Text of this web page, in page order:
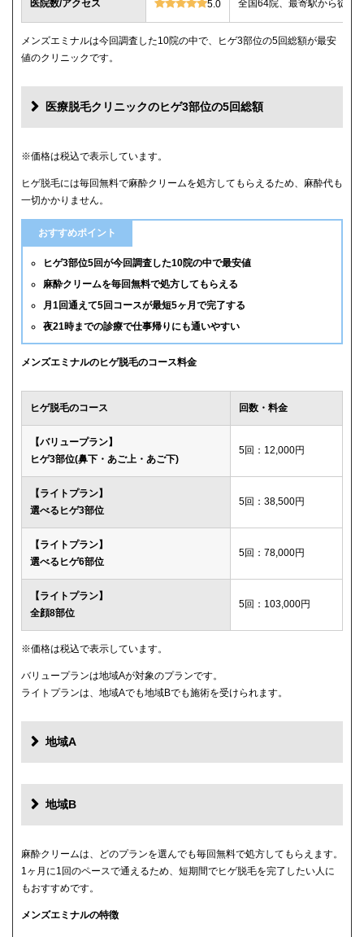
医院数/アクセス 5.0 全国64院、最寄駅から徒歩
メンズエミナルは今回調査した10院の中で、ヒゲ3部位の5回総額が最安
値のクリニックです。
医療脱毛クリニックのヒゲ3部位の5回総額
クリニック
メンズエミナル 12,000円
14,000円
湘南美容クリニック 16,800円(6回)
レジーナクリニックオム 39,800円
ゴリラクリニック 39,800円(平日6回)
メンズルシアクリニック
ウィルビークリニックブラック 49,500円
渋谷美容外科クリニック 52,800円
メディカルエピレーションクリニック
ダビデクリニック プランなし
※価格は税込で表示しています。
ヒゲ脱毛には毎回無料で麻酔クリームを処方してもらえるため、麻酔代も
一切かかりません。
おすすめポイント
ヒゲ3部位5回が今回調査した10院の中で最安値
麻酔クリームを毎回無料で処方してもらえる
月1回通えて5回コースが最短5ヶ月で完了する
夜21時までの診療で仕事帰りにも通いやすい
メンズエミナルのヒゲ脱毛のコース料金
ヒゲ脱毛のコース 回数・料金
【バリュープラン】
ヒゲ3部位(鼻下・あご上・あご下)
5回：12,000円
【ライトプラン】
選べるヒゲ3部位
5回：38,500円
【ライトプラン】
選べるヒゲ6部位
5回：78,000円
【ライトプラン】
全顔8部位
5回：103,000円
※価格は税込で表示しています。
バリュープランは地域Aが対象のプランです。
ライトプランは、地域Aでも地域Bでも施術を受けられます。
地域A
地域B
麻酔クリームは、どのプランを選んでも毎回無料で処方してもらえます。
1ヶ月に1回のペースで通えるため、短期間でヒゲ脱毛を完了したい人に
もおすすめです。
メンズエミナルの特徴